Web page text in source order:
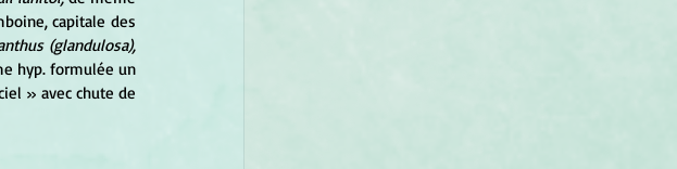
capitale des
(glandulosa),
hyp. formulée un